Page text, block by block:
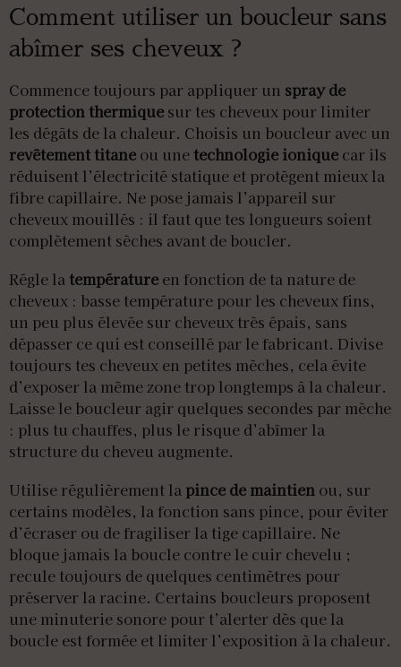
Comment utiliser un boucleur sans
abîmer ses cheveux ?
Commence toujours par appliquer un spray de
protection thermique sur tes cheveux pour limiter
les dégâts de la chaleur. Choisis un boucleur avec un
revêtement titane ou unetechnologie ionique car ils
réduisent l’électricité statique et protègent mieux la
fibre capillaire. Ne pose jamais l’appareil sur
cheveux mouillés : il faut que tes longueurs soient
complètement sèches avant de boucler.
Régle la température en fonction de ta nature de
cheveux : basse température pour les cheveux fins,
un peu plus élevée sur cheveux très épais, sans
dépasser ce qui est conseillé par le fabricant. Divise
toujours tes cheveux en petites mèches, cela évite
d’exposer la même zone trop longtemps à la chaleur.
Laisse le boucleur agir quelques secondes par mèche
: plus tu chauffes, plus le risque d’abîmer la
structure du cheveu augmente.
Utilise régulièrement la pince de maintien ou, sur
certains modèles, la fonction sans pince, pour éviter
d’écraser ou de fragiliser la tige capillaire. Ne
bloque jamais la boucle contre le cuir chevelu ;
recule toujours de quelques centimètres pour
préserver la racine. Certains boucleurs proposent
une minuterie sonore pour t’alerter dès que la
boucle est formée et limiter l’exposition à la chaleur.